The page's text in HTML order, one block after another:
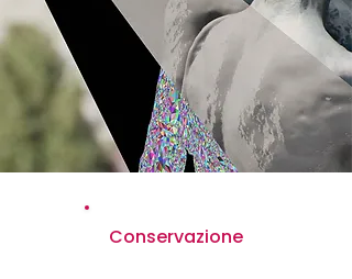
Conservazione